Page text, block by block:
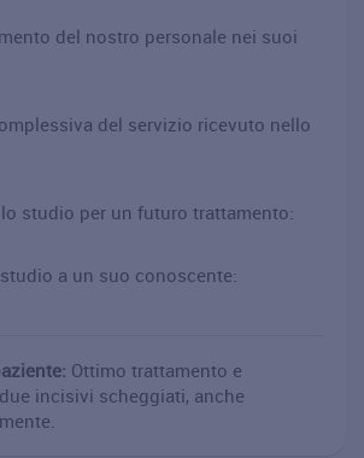
del nostro personale nei suoi
del servizio ricevuto nello
studio per un futuro trattamento:
a un suo conoscente:
Ottimo trattamento e
incisivi scheggiati, anche